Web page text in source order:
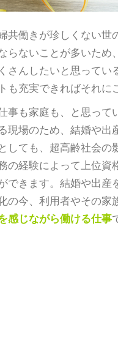
共働きが珍しくない
らないことが多いため
さんしたいと思ってい
も充実できればそれに
事も家庭も、と思って
現場のため、結婚や
しても、超高齢社会の
の経験によって上位資
できます。結婚や出産
の今、利用者やその家
感じながら働ける仕事